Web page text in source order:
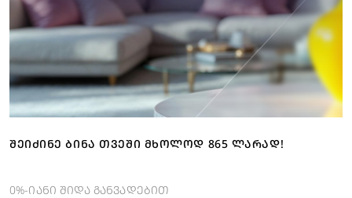
ᲨᲔᲘᲫᲘᲜᲔ ᲑᲘᲜᲐ ᲗᲕᲔᲨᲘ ᲛᲮᲝᲚᲝᲓ 865 ᲚᲐᲠᲐᲓ!
0%-იანი შიდა განვადებით